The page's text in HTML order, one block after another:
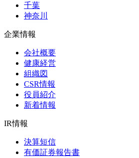
千葉
神奈川
企業情報
会社概要
健康経営
組織図
CSR情報
役員紹介
新着情報
IR情報
決算短信
有価証券報告書